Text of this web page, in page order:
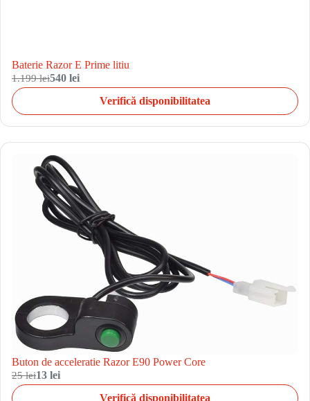
Baterie Razor E Prime litiu
1.199 lei540 lei
Verifică disponibilitatea
Buton de acceleratie Razor E90 Power Core
25 lei13 lei
Verifică disponibilitatea